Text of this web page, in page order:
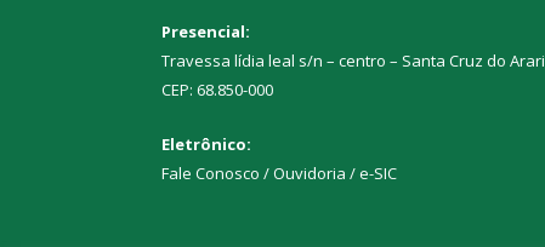
Presencial:
Travessa lídia leal s/n – centro – Santa Cruz do Arari
CEP: 68.850-000
Eletrônico:
Fale Conosco / Ouvidoria / e-SIC